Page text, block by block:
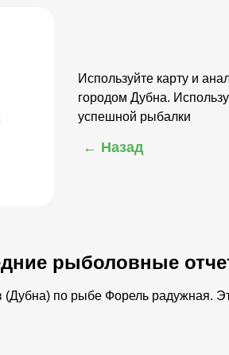
Используйте карту и
городом Дубна.
успешной рыбалки
← Назад
рыболовные
по рыбе Форель радужная.